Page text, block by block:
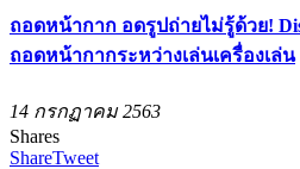
ถอดหน้ากาก อดรูปถ่ายไม่รู้ด้วย!
ถอดหน้ากากระหว่างเล่นเครื่องเล่น
14 กรกฏาคม 2563
Shares
ShareTweet